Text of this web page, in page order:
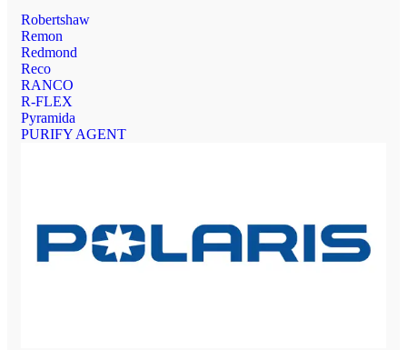
Robertshaw
Remon
Redmond
Reco
RANCO
R-FLEX
Pyramida
PURIFY AGENT